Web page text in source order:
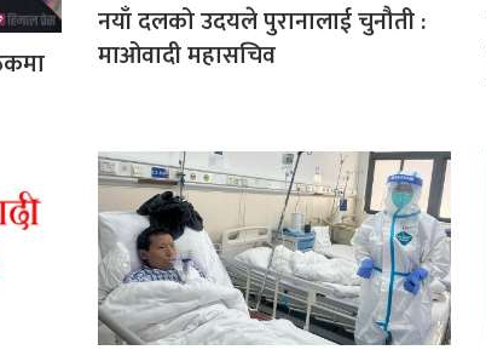
नयाँ दलको उदयले पुरानालाई चुनौती :
माओवादी महासचिव